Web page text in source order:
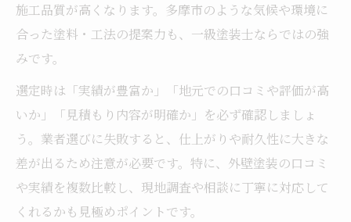
施工品質が高くなります。多摩市のような気候や環境に
合った塗料・工法の提案力も、一級塗装士ならではの強
みです。
選定時は「実績が豊富か」「地元での口コミや評価が高
いか」「見積もり内容が明確か」を必ず確認しましょ
う。業者選びに失敗すると、仕上がりや耐久性に大きな
差が出るため注意が必要です。特に、外壁塗装の口コミ
や実績を複数比較し、現地調査や相談に丁寧に対応して
くれるかも見極めポイントです。